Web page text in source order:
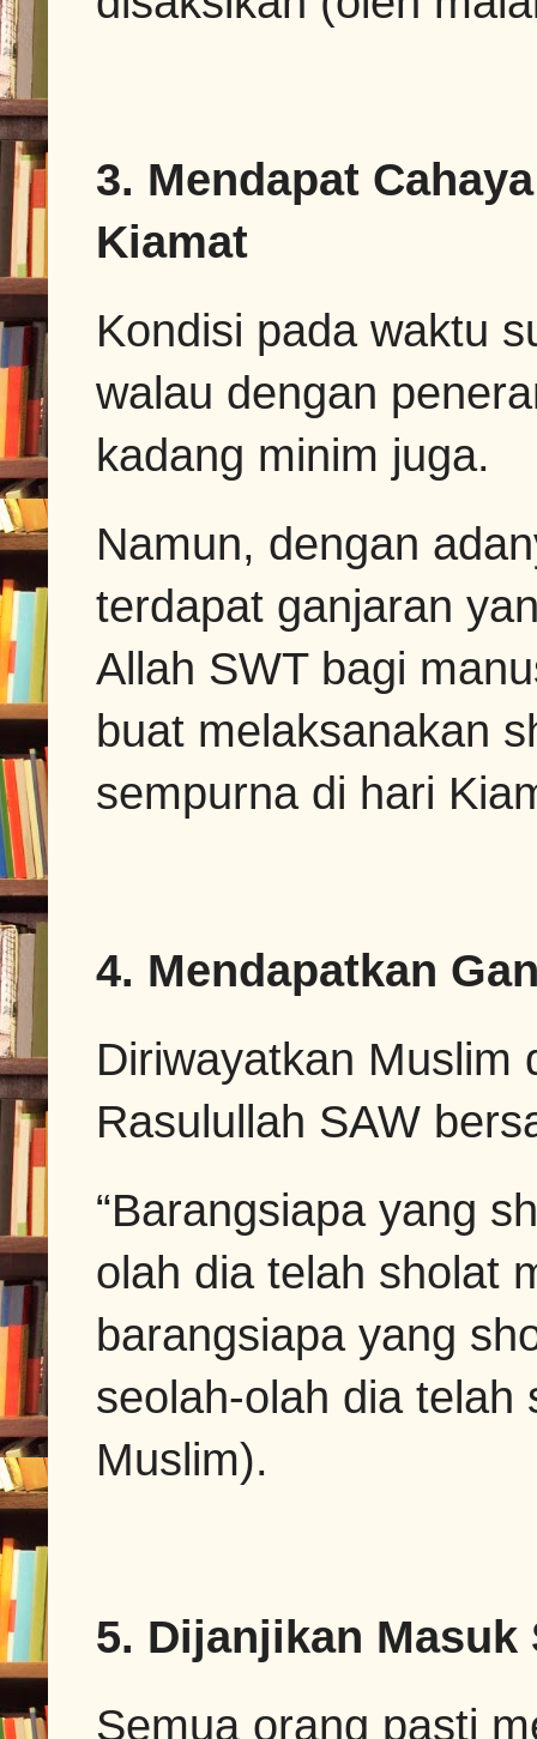
3. Mendapat
Kiamat
Kondisi pada waktu
walau dengan
kadang minim juga.
Namun, dengan
terdapat ganjaran
Allah SWT bagi
buat melaksanakan
sempurna di hari
4. Mendapatkan
Diriwayatkan Muslim
Rasulullah SAW
“Barangsiapa yang
olah dia telah sholat
barangsiapa yang
seolah-olah dia telah
Muslim).
5. Dijanjikan Masuk
Semua orang pasti